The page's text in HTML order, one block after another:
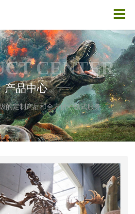
CENTER
产品中心 ——
的定制产品和全方位一站式服务